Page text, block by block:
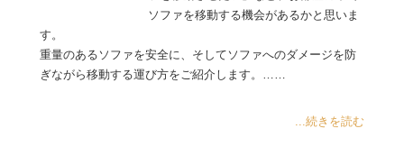
ソファを移動する機会があるかと思いま
す。
重量のあるソファを安全に、そしてソファへのダメージを防
ぎながら移動する運び方をご紹介します。……
...続きを読む